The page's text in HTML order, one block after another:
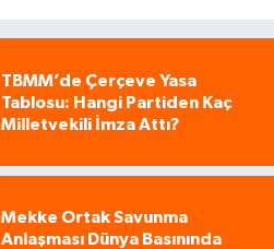
TBMM’de Çerçeve Yasa
Tablosu: Hangi Partiden Kaç
Milletvekili İmza Attı?
Mekke Ortak Savunma
Anlaşması Dünya Basınında